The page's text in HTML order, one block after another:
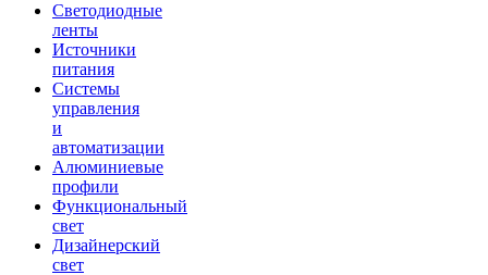
Светодиодные
ленты
Источники
питания
Системы
управления
и
автоматизации
Алюминиевые
профили
Функциональный
свет
Дизайнерский
свет